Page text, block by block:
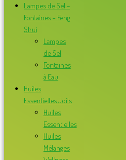
Lampes de Sel –
Fontaines – Feng
Shui
Lampes
de Sel
Fontaines
à Eau
Huiles
Essentielles Joils
Huiles
Essentielles
Huiles
Mélanges